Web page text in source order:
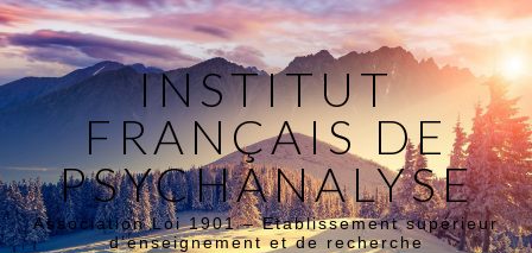
INSTITUT
FRANÇAIS DE
PSYCHANALYSE
Association Loi 1901 – Etablissement supérieur
d’enseignement et de recherche